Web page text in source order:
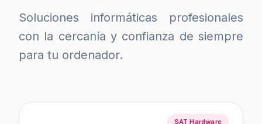
Soluciones informáticas profesionales
con la cercanía y confianza de siempre
para tu ordenador.
SAT Hardware